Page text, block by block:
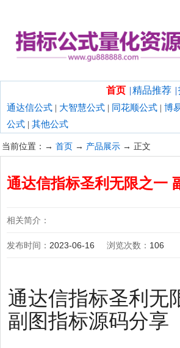
首页 | 精品推荐 |
通达信公式 | 大智慧公式 | 同花顺公式 | 博
公式 | 其他公式
当前位置：→ 首页 → 产品展示 → 正文
通达信指标圣利无限之一
相关简介：
发布时间： 2023-06-16 浏览次数： 106
通达信指标圣利无
副图指标源码分享